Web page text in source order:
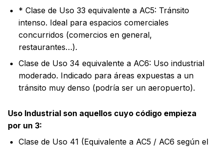
* Clase de Uso 33 equivalente a AC5: Tránsito
intenso. Ideal para espacios comerciales
concurridos (comercios en general,
restaurantes…).
Clase de Uso 34 equivalente a AC6: Uso industrial
moderado. Indicado para áreas expuestas a un
tránsito muy denso (podría ser un aeropuerto).
Uso Industrial son aquellos cuyo código empieza
por un 3:
Clase de Uso 41 (Equivalente a AC5 / AC6 según el